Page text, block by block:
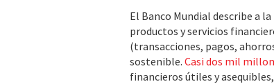
El Banco Mundial describe a
productos y servicios
(transacciones, pagos,
sostenible. Casi dos mil
financieros útiles y